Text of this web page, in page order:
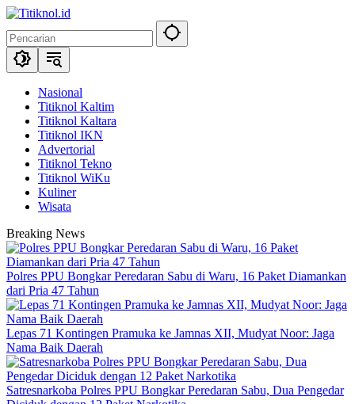
Langsung
konten
Nasional
Titiknol Kaltim
Titiknol Kaltara
Titiknol IKN
Advertorial
Titiknol Tekno
Titiknol WiKu
Kuliner
Wisata
Breaking News
Polres PPU Bongkar Peredaran Sabu di Waru, 16 Paket Diamankan
dari Pria 47 Tahun
Lepas 71 Kontingen Pramuka ke Jamnas XII, Mudyat Noor: Jaga
Nama Baik Daerah
Satresnarkoba Polres PPU Bongkar Peredaran Sabu, Dua Pengedar